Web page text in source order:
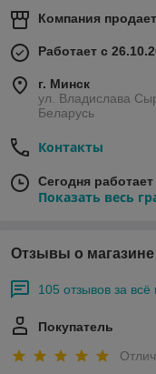
Компания
Работает с
г. Минск
ул. Владислава
Беларусь
Контакты
Сегодня
Показать весь
Отзывы о магазине
105 отзывов за всё
Покупатель